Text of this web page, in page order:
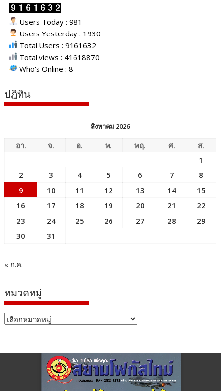
Users Today : 981
Users Yesterday : 1930
Total Users : 9161632
Total views : 41618870
Who's Online : 8
ปฎิทิน
สิงหาคม 2026
อา. จ. อ. พ. พฤ. ศ.
ส.
1
2
3 4 5 6 7
8
9
10 11 12 13 14
15
16
17 18 19 20 21
22
23
24 25 26 27 28
29
30
31
« ก.ค.
หมวดหมู่
หมวด